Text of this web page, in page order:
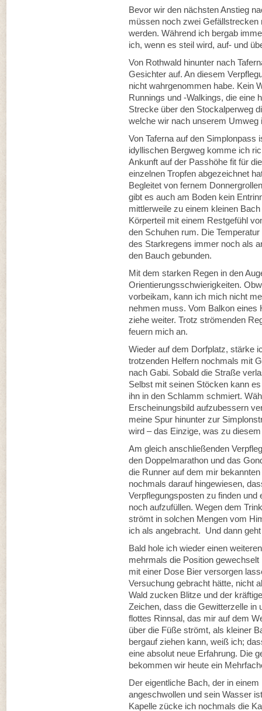
Bevor wir den nächsten Anstieg
müssen noch zwei
werden. Während ich bergab
ich, wenn es steil wird, auf- und
Von Rothwald hinunter nach
Gesichter auf. An diesem
nicht wahrgenommen habe. Kein
Runnings und -Walkings, die eine
Strecke über den Stockalperweg
welche wir nach unserem Umweg
Von Taferna auf den
idyllischen Bergweg komme ich
Ankunft auf der Passhöhe fit für
einzelnen Tropfen abgezeichnet
Begleitet von fernem
gibt es auch am Boden kein
mittlerweile zu einem kleinen
Körperteil mit einem Restgefühl
den Schuhen rum. Die
des Starkregens immer noch als
den Bauch gebunden.
Mit dem starken Regen in den
Orientierungsschwierigkeiten.
vorbeikam, kann ich mich nicht
nehmen muss. Vom Balkon
ziehe weiter. Trotz strömenden
feuern mich an.
Wieder auf dem Dorfplatz, stärke
trotzenden Helfern nochmals mit
nach Gabi. Sobald die Straße
Selbst mit seinen Stöcken kann
ihn in den Schlamm schmiert.
Erscheinungsbild aufzubessern
meine Spur hinunter zur
wird – das Einzige, was zu
Am gleich anschließenden
den Doppelmarathon und das
die Runner auf dem mir
nochmals darauf hingewiesen,
Verpflegungsposten zu finden
noch aufzufüllen. Wegen dem
strömt in solchen Mengen vom
ich als angebracht. Und dann
Bald hole ich wieder einen
mehrmals die Position
mit einer Dose Bier versorgen
Versuchung gebracht hätte, nicht
Wald zucken Blitze und der
Zeichen, dass die Gewitterzelle in
flottes Rinnsal, das mir auf dem
über die Füße strömt, als kleiner
bergauf ziehen kann, weiß ich;
eine absolut neue Erfahrung. Die
bekommen wir heute ein
Der eigentliche Bach, der in
angeschwollen und sein Wasser
Kapelle zücke ich nochmals die